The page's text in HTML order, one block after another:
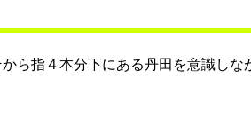
ら指４本分下にある丹田を意識しな